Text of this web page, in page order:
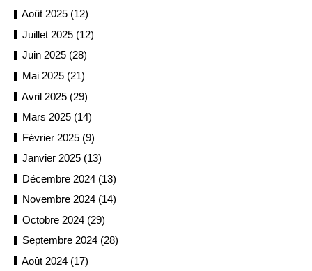
Août 2025 (12)
Juillet 2025 (12)
Juin 2025 (28)
Mai 2025 (21)
Avril 2025 (29)
Mars 2025 (14)
Février 2025 (9)
Janvier 2025 (13)
Décembre 2024 (13)
Novembre 2024 (14)
Octobre 2024 (29)
Septembre 2024 (28)
Août 2024 (17)